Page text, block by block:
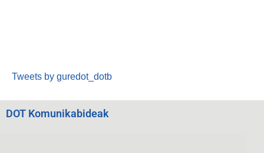
Tweets by guredot_dotb
DOT Komunikabideak